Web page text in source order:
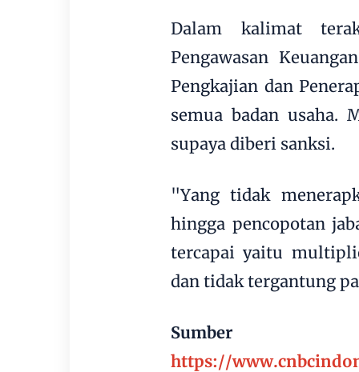
Dalam kalimat
Pengawasan
Pengkajian dan
semua badan usaha.
supaya diberi sanksi.
"Yang tidak
hingga pencopotan
tercapai yaitu
dan tidak tergantung
Sumber
https://